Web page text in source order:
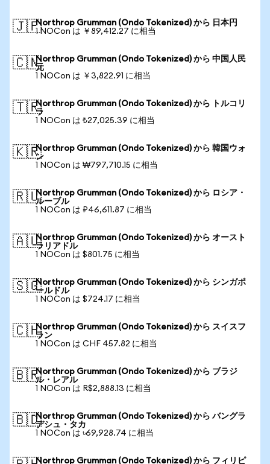
🇯🇵Northrop Grumman (Ondo Tokenized) から 日本円
1 NOCon は ￥89,412.27 に相当
🇨🇳Northrop Grumman (Ondo Tokenized) から 中国人民
元
1 NOCon は ￥3,822.91 に相当
🇹🇷Northrop Grumman (Ondo Tokenized) から トルコリ
ラ
1 NOCon は ₺27,025.39 に相当
🇰🇷Northrop Grumman (Ondo Tokenized) から 韓国ウォ
ン
1 NOCon は ₩797,710.15 に相当
🇷🇺Northrop Grumman (Ondo Tokenized) から ロシア・
ルーブル
1 NOCon は ₽46,611.87 に相当
🇦🇺Northrop Grumman (Ondo Tokenized) から オースト
ラリアドル
1 NOCon は $801.75 に相当
🇸🇬Northrop Grumman (Ondo Tokenized) から シンガポ
ールドル
1 NOCon は $724.17 に相当
🇨🇭Northrop Grumman (Ondo Tokenized) から スイスフ
ラン
1 NOCon は CHF 457.82 に相当
🇧🇷Northrop Grumman (Ondo Tokenized) から ブラジ
ル・レアル
1 NOCon は R$2,888.13 に相当
🇧🇩Northrop Grumman (Ondo Tokenized) から バングラ
デシュ・タカ
1 NOCon は ৳69,928.74 に相当
Northrop Grumman (Ondo Tokenized) から フィリピ